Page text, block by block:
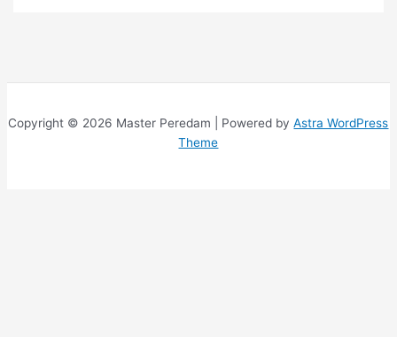
Copyright © 2026 Master Peredam | Powered byAstra WordPress
Theme